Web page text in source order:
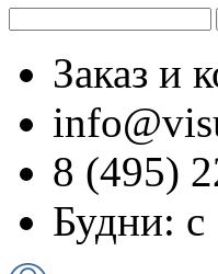
Заказ и
8 (495)
Будни: